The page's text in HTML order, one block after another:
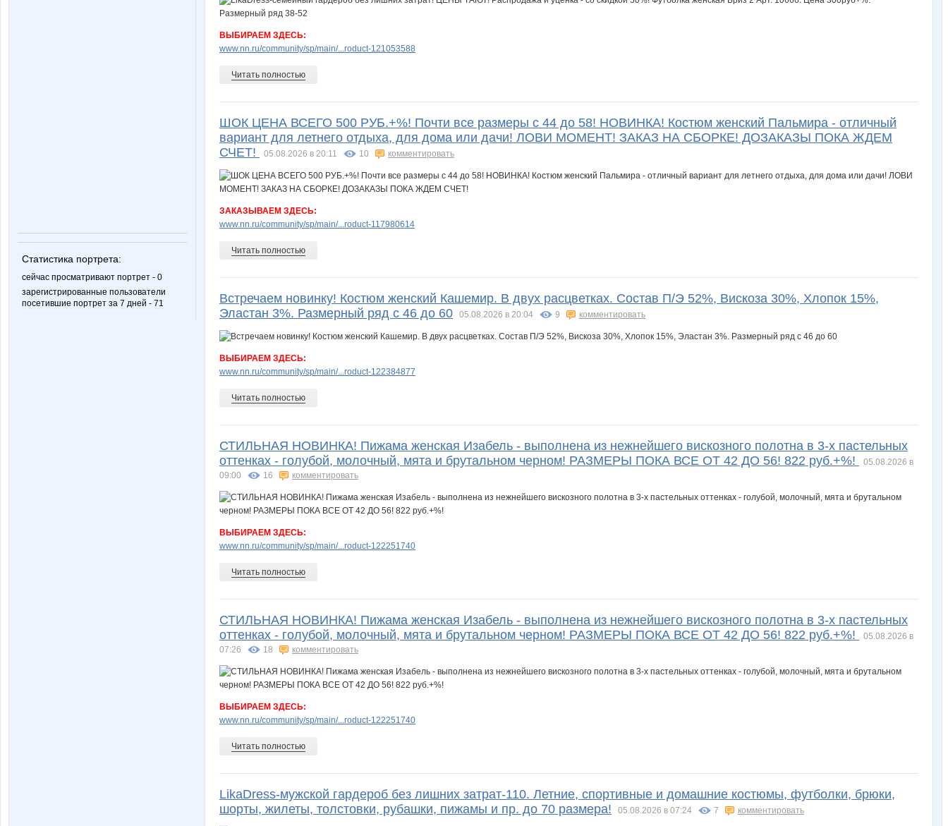
Статистика портрета:
сейчас просматривают портрет - 0
зарегистрированные пользователи
посетившие портрет за 7 дней - 71
ВЫБИРАЕМ ЗДЕСЬ:
www.nn.ru/community/sp/main/...roduct-121053588
Читать полностью
ШОК ЦЕНА ВСЕГО 500 РУБ.+%! Почти все размеры с 44 до 58! НОВИНКА! Костюм женский Пальмира - отличный
вариант для летнего отдыха, для дома или дачи! ЛОВИ МОМЕНТ! ЗАКАЗ НА СБОРКЕ! ДОЗАКАЗЫ ПОКА ЖДЕМ
СЧЕТ!
05.08.2026 в 20:11 10 комментировать
ЗАКАЗЫВАЕМ ЗДЕСЬ:
www.nn.ru/community/sp/main/...roduct-117980614
Читать полностью
Встречаем новинку! Костюм женский Кашемир. В двух расцветках. Состав П/Э 52%, Вискоза 30%, Хлопок 15%,
Эластан 3%. Размерный ряд с 46 до 60
05.08.2026 в 20:04 9 комментировать
ВЫБИРАЕМ ЗДЕСЬ:
www.nn.ru/community/sp/main/...roduct-122384877
Читать полностью
СТИЛЬНАЯ НОВИНКА! Пижама женская Изабель - выполнена из нежнейшего вискозного полотна в 3-х пастельных
оттенках - голубой, молочный, мята и брутальном черном! РАЗМЕРЫ ПОКА ВСЕ ОТ 42 ДО 56! 822 руб.+%!
05.08.2026 в
09:00
16 комментировать
ВЫБИРАЕМ ЗДЕСЬ:
www.nn.ru/community/sp/main/...roduct-122251740
Читать полностью
СТИЛЬНАЯ НОВИНКА! Пижама женская Изабель - выполнена из нежнейшего вискозного полотна в 3-х пастельных
оттенках - голубой, молочный, мята и брутальном черном! РАЗМЕРЫ ПОКА ВСЕ ОТ 42 ДО 56! 822 руб.+%!
05.08.2026 в
07:26
18 комментировать
ВЫБИРАЕМ ЗДЕСЬ:
www.nn.ru/community/sp/main/...roduct-122251740
Читать полностью
LikaDress-мужской гардероб без лишних затрат-110. Летние, спортивные и домашние костюмы, футболки, брюки,
шорты, жилеты, толстовки, рубашки, пижамы и пр. до 70 размера!
05.08.2026 в 07:24 7 комментировать